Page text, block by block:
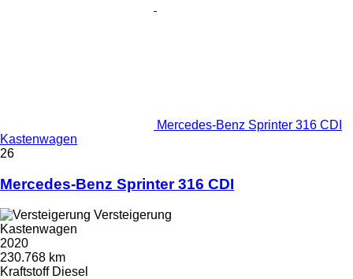
Mercedes-Benz Sprinter 316 CDI
Kastenwagen
26
Mercedes-Benz Sprinter 316 CDI
Versteigerung
Kastenwagen
2020
230.768 km
Kraftstoff Diesel